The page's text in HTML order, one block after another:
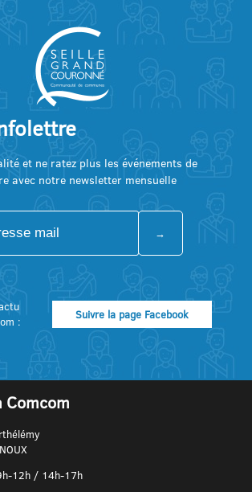
et ne ratez plus les événements de
avec notre newsletter mensuelle
:
Suivre la page Facebook
Comcom
12h / 14h-17h